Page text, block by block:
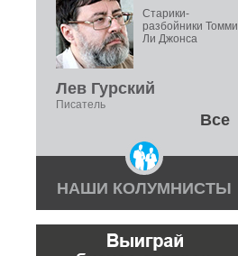
Старики-
разбойники Томми
Ли Джонса
Лев Гурский
Писатель
Все
НАШИ КОЛУМНИСТЫ